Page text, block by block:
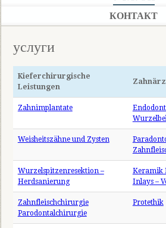
КОНТАКТ
услуги
Kieferchirurgische
Leistungen
Zahnimplantate
Weisheitszähne und Zysten
Wurzelspitzenresektion –
Herdsanierung
Keramik
Inlays –
Zahnfleischchirurgie
Parodontalchirurgie
Protethik